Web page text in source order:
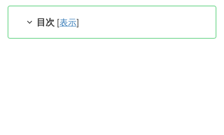
目次 [表示]